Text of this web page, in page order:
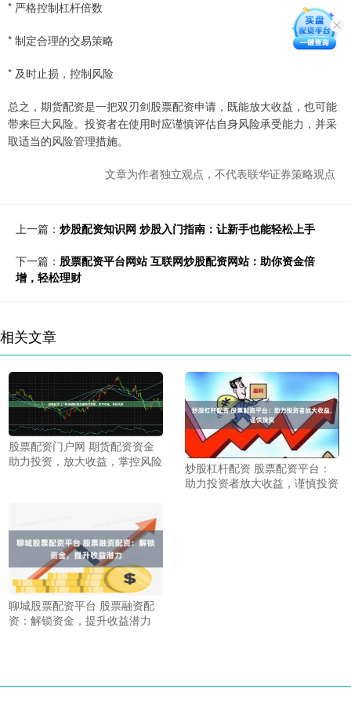
* 严格控制杠杆倍数
* 制定合理的交易策略
* 及时止损，控制风险
总之，期货配资是一把双刃剑股票配资申请，既能放大收益，也可能
带来巨大风险。投资者在使用时应谨慎评估自身风险承受能力，并采
取适当的风险管理措施。
文章为作者独立观点，不代表联华证券策略观点
上一篇： 炒股配资知识网 炒股入门指南：让新手也能轻松上手
下一篇： 股票配资平台网站 互联网炒股配资网站：助你资金倍
增，轻松理财
相关文章
股票配资门户网 期货配资资金
助力投资，放大收益，掌控风险
炒股杠杆配资 股票配资平台：
助力投资者放大收益，谨慎投资
聊城股票配资平台 股票融资配
资：解锁资金，提升收益潜力